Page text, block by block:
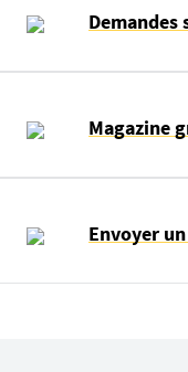
Demandes
Magazine
Envoyer